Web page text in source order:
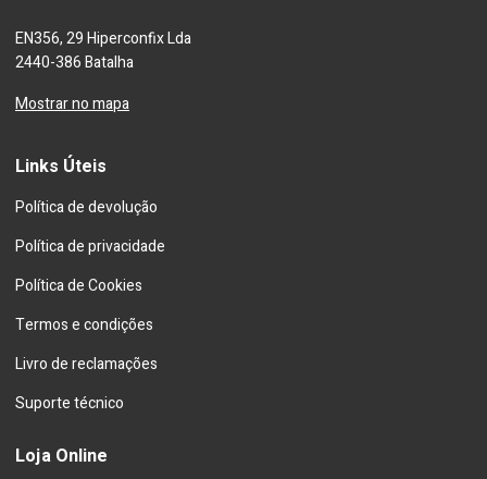
EN356, 29 Hiperconfix Lda
2440-386 Batalha
Mostrar no mapa
Links Úteis
Política de devolução
Política de privacidade
Política de Cookies
Termos e condições
Livro de reclamações
Suporte técnico
Loja Online